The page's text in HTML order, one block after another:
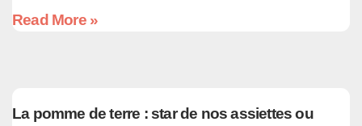
Read More »
La pomme de terre : star de nos assiettes ou